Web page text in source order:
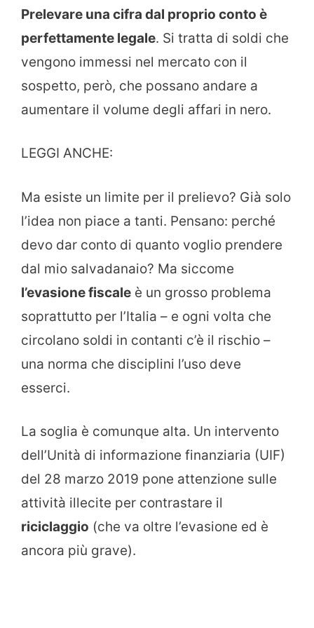
Prelevare una cifra dal proprio conto è
perfettamente legale. Si tratta di soldi che
vengono immessi nel mercato con il
sospetto, però, che possano andare a
aumentare il volume degli affari in nero.
LEGGI ANCHE:
Ma esiste un limite per il prelievo? Già solo
l’idea non piace a tanti. Pensano: perché
devo dar conto di quanto voglio prendere
dal mio salvadanaio? Ma siccome
l’evasione fiscale è un grosso problema
soprattutto per l’Italia – e ogni volta che
circolano soldi in contanti c’è il rischio –
una norma che disciplini l’uso deve
esserci.
La soglia è comunque alta. Un intervento
dell’Unità di informazione finanziaria (UIF)
del 28 marzo 2019 pone attenzione sulle
attività illecite per contrastare il
riciclaggio (che va oltre l’evasione ed è
ancora più grave).